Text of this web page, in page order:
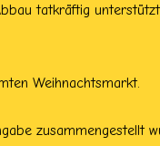
tatkräftig
Weihnachtsmarkt.
zusammengestellt